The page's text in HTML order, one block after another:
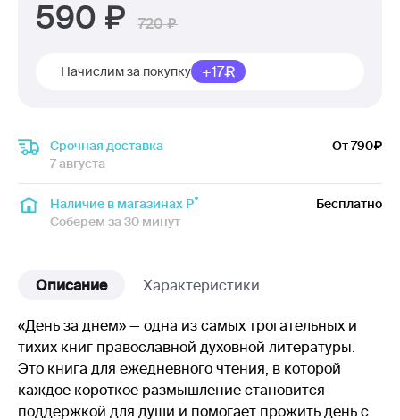
590 720
Начислим за покупку +17
Срочная доставка
7 августа
От 790
Наличие в магазинах Р
Соберем за 30 минут
Бесплатно
Описание Характеристики
«День за днем» — одна из самых трогательных и
тихих книг православной духовной литературы.
Это книга для ежедневного чтения, в которой
каждое короткое размышление становится
поддержкой для души и помогает прожить день с